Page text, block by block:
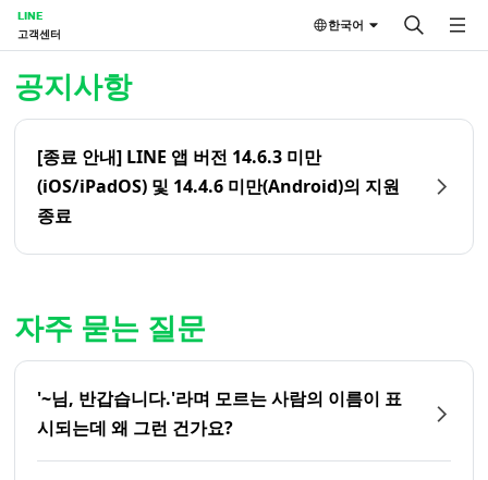
LINE
고객센터
한국어
공지사항
[종료 안내] LINE 앱 버전 14.6.3 미만
(iOS/iPadOS) 및 14.4.6 미만(Android)의 지원
종료
자주 묻는 질문
'~님, 반갑습니다.'라며 모르는 사람의 이름이 표
시되는데 왜 그런 건가요?